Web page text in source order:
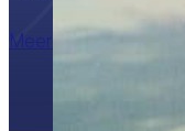
Meer over ons